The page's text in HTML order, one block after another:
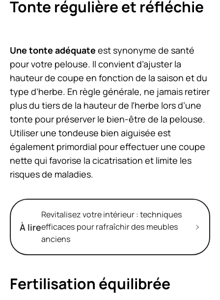
Tonte régulière et réfléchie
Une tonte adéquate est synonyme de santé
pour votre pelouse. Il convient d’ajuster la
hauteur de coupe en fonction de la saison et du
type d’herbe. En règle générale, ne jamais retirer
plus du tiers de la hauteur de l’herbe lors d’une
tonte pour préserver le bien-être de la pelouse.
Utiliser une tondeuse bien aiguisée est
également primordial pour effectuer une coupe
nette qui favorise la cicatrisation et limite les
risques de maladies.
À lire
Revitalisez votre intérieur : techniques
efficaces pour rafraîchir des meubles
anciens
Fertilisation équilibrée